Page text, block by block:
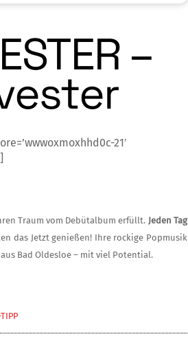
–
21′
Traum vom Debütalbum erfüllt. Jeden Tag
das Jetzt genießen! Ihre rockige Popmusik
Bad Oldesloe – mit viel Potential.